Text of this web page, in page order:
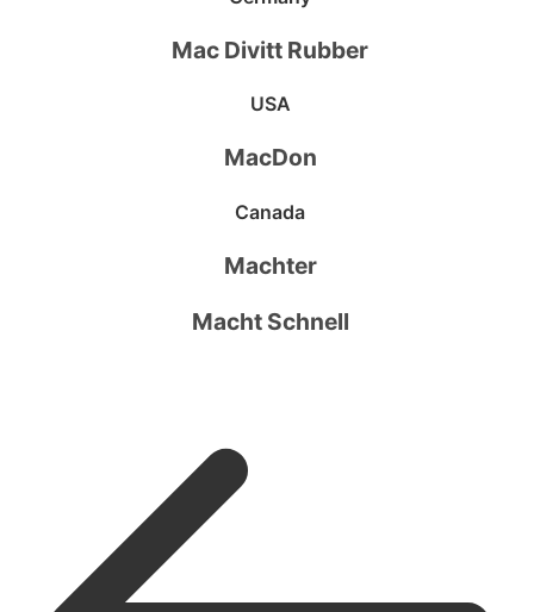
Mac Divitt Rubber
USA
MacDon
Canada
Machter
Macht Schnell